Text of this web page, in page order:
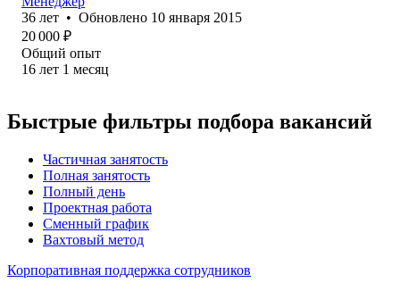
36 лет • Обновлено 10 января 2015
20 000 ₽
Общий опыт
16 лет 1 месяц
Быстрые фильтры подбора вакансий
Частичная занятость
Полная занятость
Полный день
Проектная работа
Сменный график
Вахтовый метод
Корпоративная поддержка сотрудников